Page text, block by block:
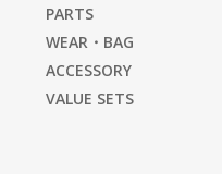
PARTS
WEAR・BAG
ACCESSORY
VALUE SETS